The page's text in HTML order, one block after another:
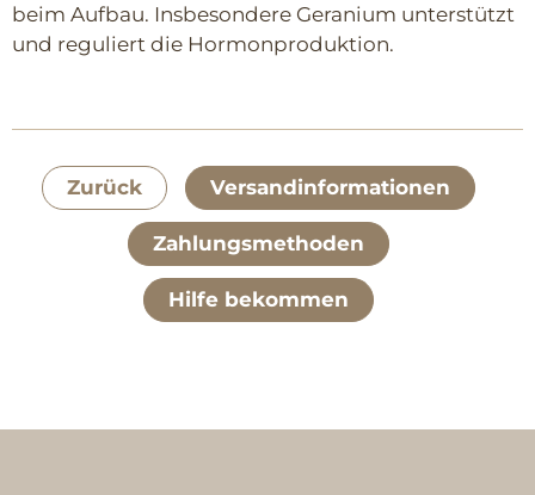
beim Aufbau. Insbesondere Geranium unterstützt
und reguliert die Hormonproduktion.
Zurück Versandinformationen
Zahlungsmethoden
Hilfe bekommen